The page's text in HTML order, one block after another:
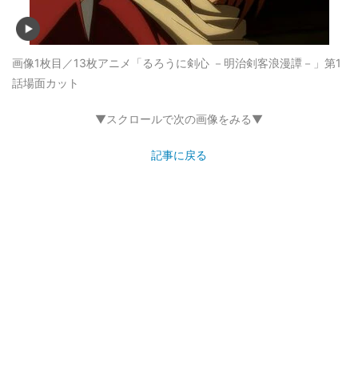
画像1枚目／13枚アニメ「るろうに剣心 －明治剣客浪漫譚－」第1
話場面カット
▼スクロールで次の画像をみる▼
記事に戻る